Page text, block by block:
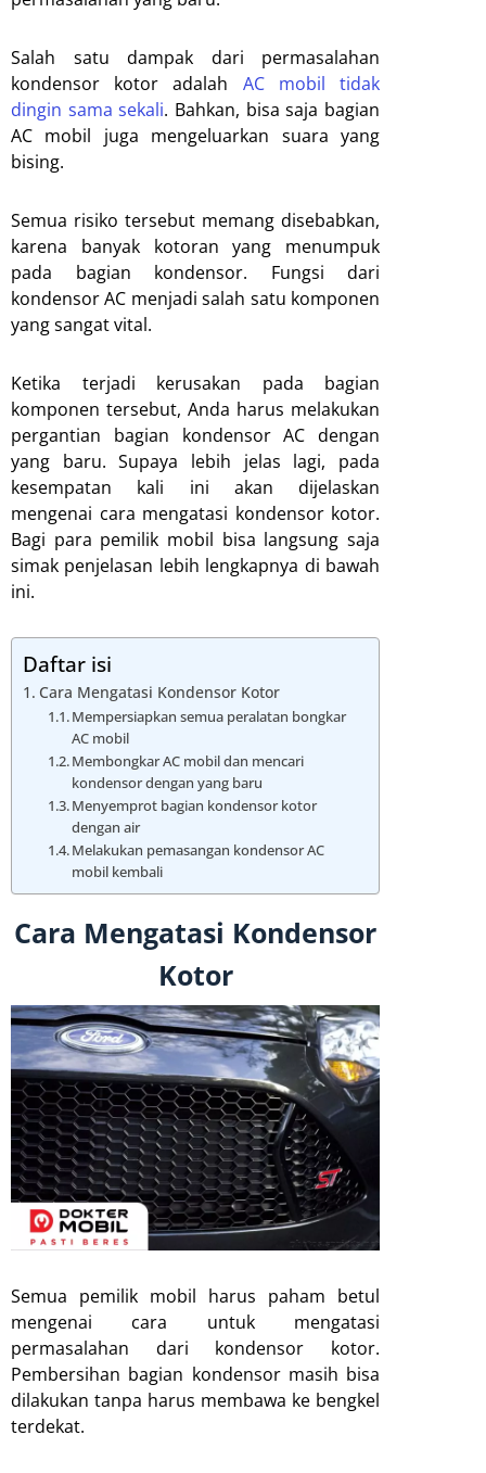
Salah satu dampak dari permasalahan
kondensor kotor adalah AC mobil tidak
dingin sama sekali. Bahkan, bisa saja bagian
AC mobil juga mengeluarkan suara yang
bising.
Semua risiko tersebut memang disebabkan,
karena banyak kotoran yang menumpuk
pada bagian kondensor. Fungsi dari
kondensor AC menjadi salah satu komponen
yang sangat vital.
Ketika terjadi kerusakan pada bagian
komponen tersebut, Anda harus melakukan
pergantian bagian kondensor AC dengan
yang baru. Supaya lebih jelas lagi, pada
kesempatan kali ini akan dijelaskan
mengenai cara mengatasi kondensor kotor.
Bagi para pemilik mobil bisa langsung saja
simak penjelasan lebih lengkapnya di bawah
ini.
Daftar isi
Cara Mengatasi Kondensor Kotor
Mempersiapkan semua peralatan bongkar
AC mobil
Membongkar AC mobil dan mencari
kondensor dengan yang baru
Menyemprot bagian kondensor kotor
dengan air
Melakukan pemasangan kondensor AC
mobil kembali
Cara Mengatasi Kondensor
Kotor
Semua pemilik mobil harus paham betul
mengenai cara untuk mengatasi
permasalahan dari kondensor kotor.
Pembersihan bagian kondensor masih bisa
dilakukan tanpa harus membawa ke bengkel
terdekat.